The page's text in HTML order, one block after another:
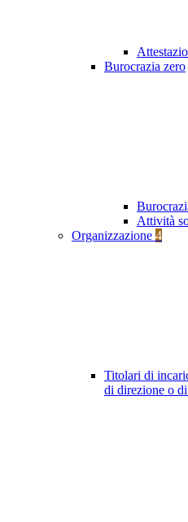
Burocrazia zero
Attività
Organizzazione 4
Titolari di
di direzione o